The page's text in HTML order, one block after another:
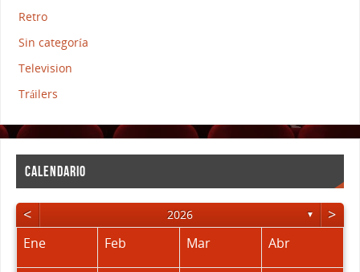
Retro
Sin categoría
Television
Tráilers
CALENDARIO
< 2026 ▼ >
Ene Feb Mar Abr